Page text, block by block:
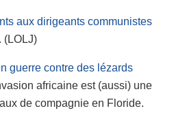
aux dirigeants communistes
(LOLJ)
guerre contre des lézards
africaine est (aussi) une
de compagnie en Floride.